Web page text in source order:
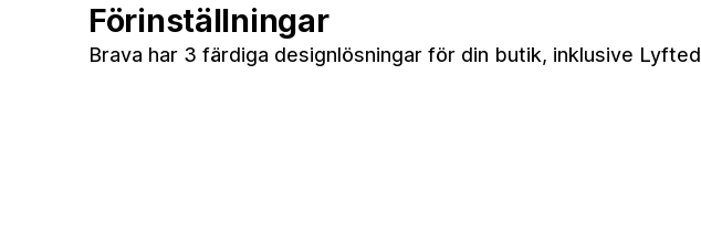
Förinställningar
Brava har 3 färdiga designlösningar för din butik, inklusive Lyfted